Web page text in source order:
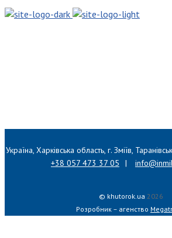
Україна, Харківська область, г. Зміїв,
+38 057 473 37 05
|
© khutorok.ua 2026
Розробник – агенство